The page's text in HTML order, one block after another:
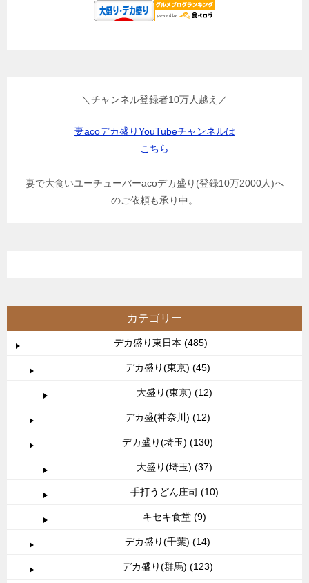
＼チャンネル登録者10万人越え／
妻acoデカ盛りYouTubeチャンネルは
こちら
妻で大食いユーチューバーacoデカ盛り(登録10万2000人)へ
のご依頼も承り中。
カテゴリー
デカ盛り東日本 (485)
デカ盛り(東京) (45)
大盛り(東京) (12)
デカ盛(神奈川) (12)
デカ盛り(埼玉) (130)
大盛り(埼玉) (37)
手打うどん庄司 (10)
キセキ食堂 (9)
デカ盛り(千葉) (14)
デカ盛り(群馬) (123)